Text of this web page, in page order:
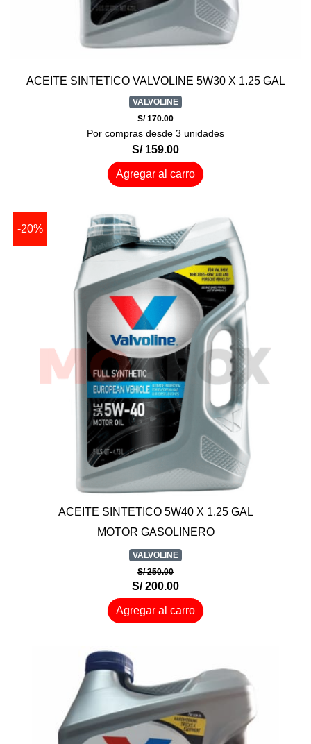
ACEITE SINTETICO VALVOLINE 5W30 X 1.25 GAL
VALVOLINE
S/ 170.00
Por compras desde 3 unidades
S/ 159.00
Agregar al carro
-20%
ACEITE SINTETICO 5W40 X 1.25 GAL
MOTOR GASOLINERO
VALVOLINE
S/ 250.00
S/ 200.00
Agregar al carro